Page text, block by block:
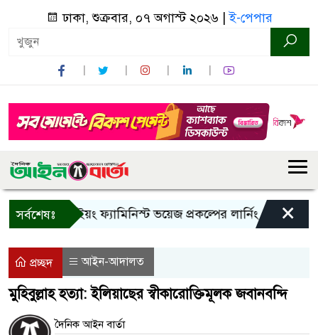
ঢাকা, শুক্রবার, ০৭ অগাস্ট ২০২৬ |ই-পেপার
সর্বশেষঃ
বান্দরবানে ইয়ং ফ্যামিনিস্ট ভয়েজ প্রকল্পের লার্নিং শেয়ারিং×
প্রচ্ছদ আইন-আদালত
মুহিবুল্লাহ হত্যা: ইলিয়াছের স্বীকারোক্তিমূলক জবানবন্দি
দৈনিক আইন বার্তা